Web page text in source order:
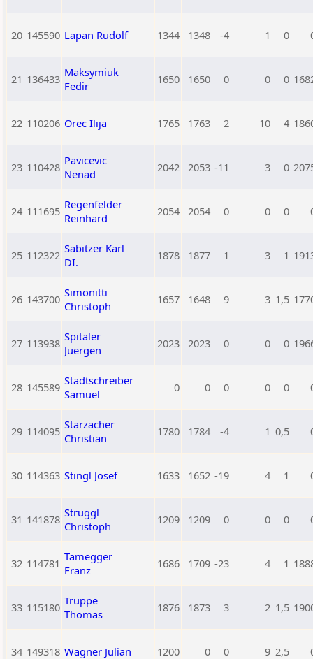
20 145590 Lapan Rudolf 1344 1348 -4 1 0
21 136433 Maksymiuk
Fedir
1650 1650 0 0 0
22 110206 Orec Ilija 1765 1763 2 10 4
23 110428 Pavicevic
Nenad
2042 2053 -11 3 0
24 111695 Regenfelder
Reinhard
2054 2054 0 0 0
25 112322 Sabitzer Karl
DI.
1878 1877 1 3 1
26 143700 Simonitti
Christoph
1657 1648 9 3 1,5
27 113938 Spitaler
Juergen
2023 2023 0 0 0
28 145589 Stadtschreiber
Samuel
0 0 0 0 0
29 114095 Starzacher
Christian
1780 1784 -4 1 0,5
30 114363 Stingl Josef 1633 1652 -19 4 1
31 141878 Struggl
Christoph
1209 1209 0 0 0
32 114781 Tamegger
Franz
1686 1709 -23 4 1
33 115180 Truppe
Thomas
1876 1873 3 2 1,5
34 149318 Wagner Julian 1200 0 0 9 2,5